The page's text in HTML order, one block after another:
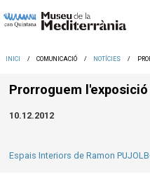
INICI COMUNICACIÓ NOTÍCIES
Prorroguem
10.12.2012
Espais Interiors de Ramon